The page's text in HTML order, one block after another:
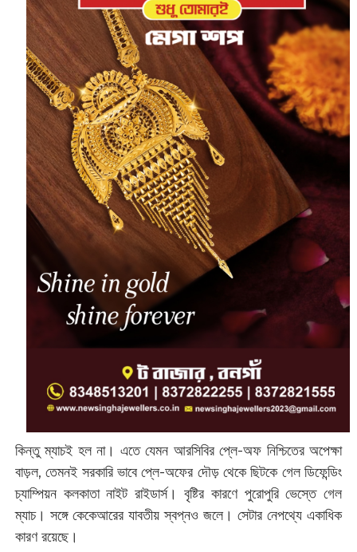
কিন্তু ম্যাচই হল না। এতে যেমন আরসিবির প্লে-অফ নিশ্চিতের অপেক্ষা
বাড়ল, তেমনই সরকারি ভাবে প্লে-অফের দৌড় থেকে ছিটকে গেল ডিফেন্ডিং
চ্যাম্পিয়ন কলকাতা নাইট রাইডার্স। বৃষ্টির কারণে পুরোপুরি ভেস্তে গেল
ম্যাচ। সঙ্গে কেকেআরের যাবতীয় স্বপ্নও জলে। সেটার নেপথ্যে একাধিক
কারণ রয়েছে।